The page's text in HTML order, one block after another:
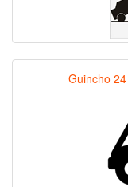
Guincho